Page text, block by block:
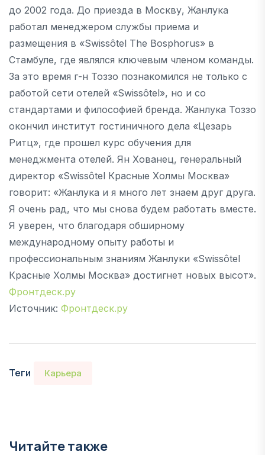
до 2002 года. До приезда в Москву, Жанлука
работал менеджером службы приема и
размещения в «Swissôtel The Bosphorus» в
Стамбуле, где являлся ключевым членом команды.
За это время г-н Тоззо познакомился не только с
работой сети отелей «Swissôtel», но и со
стандартами и философией бренда. Жанлука Тоззо
окончил институт гостиничного дела «Цезарь
Ритц», где прошел курс обучения для
менеджмента отелей. Ян Хованец, генеральный
директор «Swissôtel Красные Холмы Москва»
говорит: «Жанлука и я много лет знаем друг друга.
Я очень рад, что мы снова будем работать вместе.
Я уверен, что благодаря обширному
международному опыту работы и
профессиональным знаниям Жанлуки «Swissôtel
Красные Холмы Москва» достигнет новых высот».
Фронтдеск.ру
Источник: Фронтдеск.ру
Теги Карьера
Читайте также